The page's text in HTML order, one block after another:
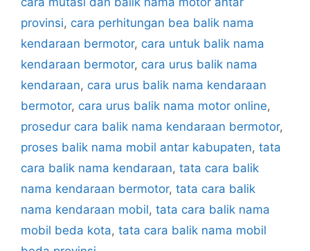
provinsi, cara perhitungan bea balik nama
kendaraan bermotor, cara untuk balik nama
kendaraan bermotor, cara urus balik nama
kendaraan, cara urus balik nama kendaraan
bermotor, cara urus balik nama motor online,
prosedur cara balik nama kendaraan bermotor,
proses balik nama mobil antar kabupaten, tata
cara balik nama kendaraan, tata cara balik
nama kendaraan bermotor, tata cara balik
nama kendaraan mobil, tata cara balik nama
mobil beda kota, tata cara balik nama mobil